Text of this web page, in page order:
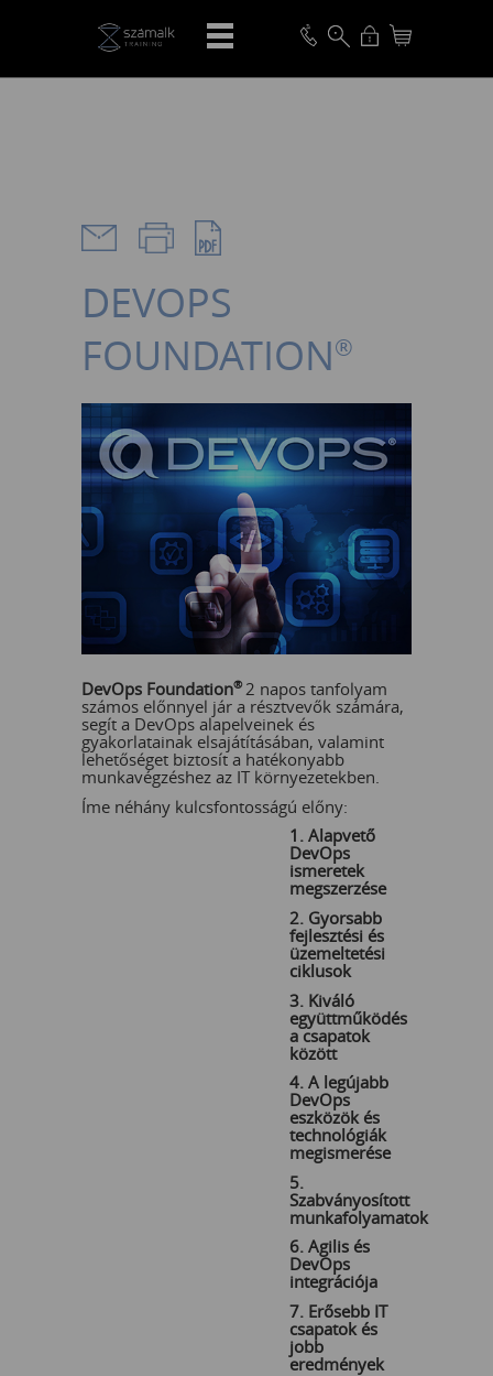
VISSZA
DEVOPS
FOUNDATION®
DevOps Foundation® 2 napos tanfolyam
számos előnnyel jár a résztvevők számára,
segít a DevOps alapelveinek és
gyakorlatainak elsajátításában, valamint
lehetőséget biztosít a hatékonyabb
munkavégzéshez az IT környezetekben.
Íme néhány kulcsfontosságú előny:
1. Alapvető
DevOps
ismeretek
megszerzése
2. Gyorsabb
fejlesztési és
üzemeltetési
ciklusok
3. Kiváló
együttműködés
a csapatok
között
4. A legújabb
DevOps
eszközök és
technológiák
megismerése
5.
Szabványosított
munkafolyamatok
6. Agilis és
DevOps
integrációja
7. Erősebb IT
csapatok és
jobb
eredmények